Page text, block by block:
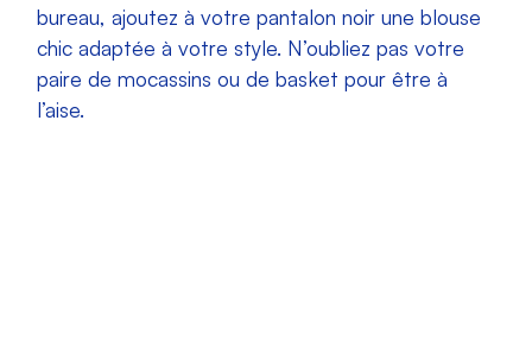
bureau, ajoutez à votre pantalon noir une blouse
chic adaptée à votre style. N’oubliez pas votre
paire de mocassins ou de basket pour être à
l’aise.